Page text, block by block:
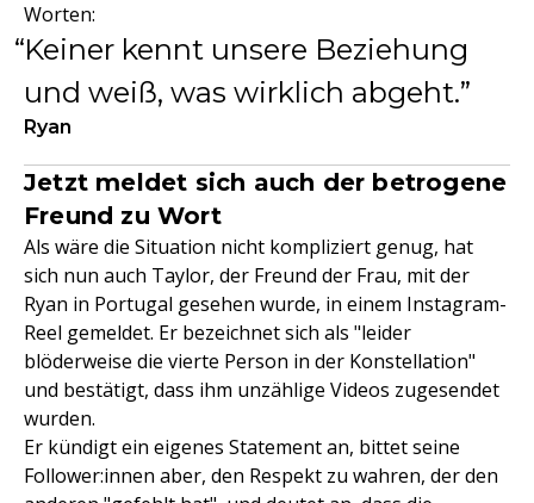
Worten:
Keiner kennt unsere Beziehung
und weiß, was wirklich abgeht.
Ryan
Jetzt meldet sich auch der betrogene
Freund zu Wort
Als wäre die Situation nicht kompliziert genug, hat
sich nun auch Taylor, der Freund der Frau, mit der
Ryan in Portugal gesehen wurde, in einem Instagram-
Reel gemeldet. Er bezeichnet sich als "leider
blöderweise die vierte Person in der Konstellation"
und bestätigt, dass ihm unzählige Videos zugesendet
wurden.
Er kündigt ein eigenes Statement an, bittet seine
Follower:innen aber, den Respekt zu wahren, der den